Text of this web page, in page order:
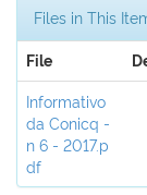
Files in This
File
Informativo
da Conicq -
n 6 - 2017.p
df